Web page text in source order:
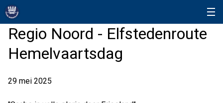
Regio Noord - Elfstedenroute
Hemelvaartsdag
29 mei 2025